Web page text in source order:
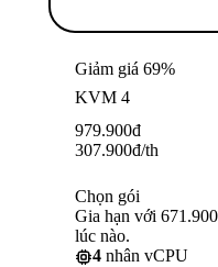
Giảm giá 69%
KVM 4
979.900đ
307.900đ/th
Chọn gói
Gia hạn với
lúc nào.
4 nhân vCPU